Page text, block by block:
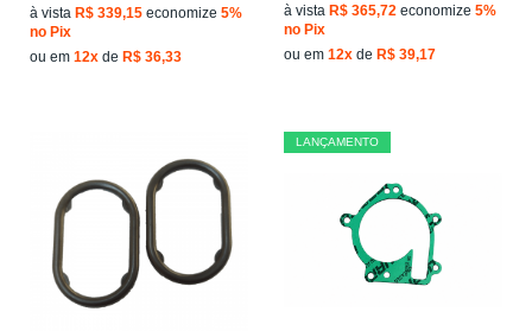
à vista R$ 339,15 economize 5%
no Pix
ou em 12x de R$ 36,33
à vista R$ 365,72 economize 5%
no Pix
ou em 12x de R$ 39,17
LANÇAMENTO